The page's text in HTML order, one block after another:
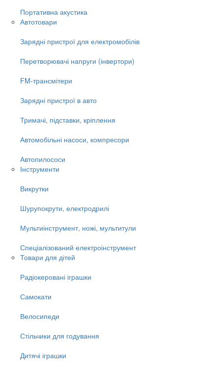
Портативна акустика
Автотовари
Зарядні пристрої для електромобілів
Перетворювачі напруги (інвертори)
FM-трансмітери
Зарядні пристрої в авто
Тримачі, підставки, кріплення
Автомобільні насоси, компресори
Автопилососи
Інструменти
Викрутки
Шурупокрути, електродрилі
Мультиінструмент, ножі, мультитули
Спеціалізований електроінструмент
Товари для дітей
Радіокеровані іграшки
Самокати
Велосипеди
Стільчики для годування
Дитячі іграшки